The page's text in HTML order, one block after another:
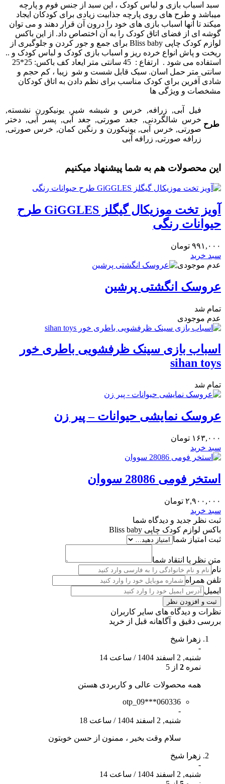
سبد اسباب بازی و لباس کودک ، این سبد از جنس فوم و پارچه
میباشد و طرح های روی پارچه جذابیت زیادی برای کودکان ایجاد
میکند تا آنها اسباب بازی های خود را درون آن قرار دهند و می توان
گوشه ای از فضای اتاق کودک را به آن اختصاص داد. از این باکس
لوازم کودک چاپی
برای جمع و جور کردن و جلوگیری از
ریخت و پاش انواع خرده ریز و اسباب بازی کودک و لباس کودک و ..
استفاده می شود . ارتفاع : 45 سانتی متر ایعاد کف باکس: 25*25
سانتی متر حمل اسان. سبک قابل شست و شو زیبا ، کم حجم و
شادی آفرین برای کودک مناسب برای نظم دادن به اتاق کودکان
مشخصات و ویژگی ها
طرح
فیل آبی, زرافه, خرس و شیشه شیر, یونیکورن نشسته,
خرس شالگردنی, جغد صورتی, جغد آبی, پسر آبی, دختر
صورتی, خرس آبی, یونیکورن و رنگین کمان, خرس صورتی,
زرافه صورتی, زرافه آبی
این محصولات هم به شما پیشنهاد میکنیم
آویز تخت موزیکال گیگلز GiGGLES طرح
حیوانات رنگی
۹۹۱,۰۰۰ تومان
سبد خرید
عدم موجودی
عروسک انگشتی پرشین
تمام شد
عدم موجودی
اسباب بازی سینک ظرفشویی باطری خور
sihan toys
تمام شد
عروسک نمایشی حیوانات – پیر زن
۱۶۳,۰۰۰ تومان
سبد خرید
استخر فومی 28086 سووان
۲,۹۰۰,۰۰۰ تومان
سبد خرید
ثبت نظر جدید و دیدگاه شما
باکس لوازم کودک چاپی Bliss baby
ثبت امتیاز شما
متن نظر یا انتقاد شما
نام
تلفن همراه
ایمیل
نظرات و دیدگاه های سایر کاربران
بررسی دقیق و آگاهانه قبل از خرید
زهرا شیخ
-
شنبه, 2 اسفند 1404
/ ساعت 14
نمره 2 از 5
همه محصولات عالی و کاربردی هستن
otp_09***060336
-
شنبه, 2 اسفند 1404
/ ساعت 18
سلام وقت بخیر ، ممنون از حسن خوبتون
زهرا شیخ
-
شنبه, 2 اسفند 1404
/ ساعت 14